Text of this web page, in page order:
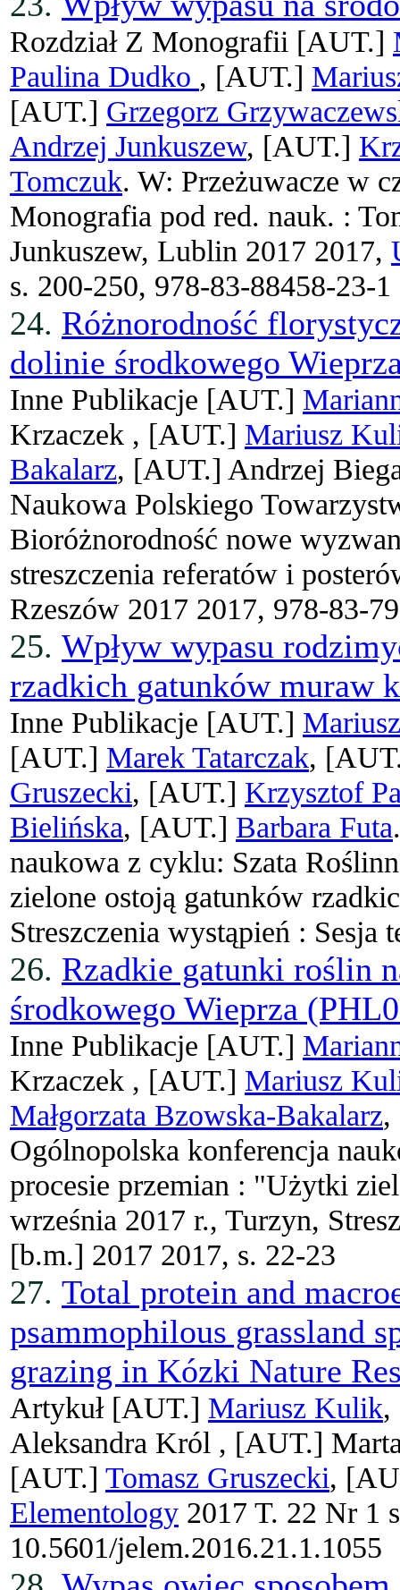
Rozdział Z Monografii [AUT.]
Paulina Dudko , [AUT.]
[AUT.] Grzegorz
Andrzej Junkuszew, [AUT.]
Tomczuk. W: Przeżuwacze w
Monografia pod red. nauk. :
Junkuszew, Lublin 2017 2017,
s. 200-250, 978-83-88458-23-1
24. Różnorodność
dolinie środkowego
Inne Publikacje [AUT.]
Krzaczek , [AUT.] Mariusz
Bakalarz, [AUT.] Andrzej
Naukowa Polskiego
Bioróżnorodność nowe
streszczenia referatów i
Rzeszów 2017 2017, 978-83-
25. Wpływ wypasu
rzadkich gatunków muraw
Inne Publikacje [AUT.]
[AUT.] Marek Tatarczak,
Gruszecki, [AUT.] Krzysztof
Bielińska, [AUT.] Barbara Futa
naukowa z cyklu: Szata
zielone ostoją gatunków
Streszczenia wystąpień :
26. Rzadkie gatunki roślin
środkowego Wieprza
Inne Publikacje [AUT.]
Krzaczek , [AUT.] Mariusz
Małgorzata Bzowska-Bakalarz,
Ogólnopolska konferencja
procesie przemian : "Użytki
września 2017 r., Turzyn,
[b.m.] 2017 2017, s. 22-23
27. Total protein and
psammophilous grassland
grazing in Kózki Nature
Artykuł[AUT.] Mariusz Kulik
Aleksandra Król , [AUT.]
[AUT.] Tomasz Gruszecki,
Elementology 2017 T. 22 Nr 1
10.5601/jelem.2016.21.1.1055